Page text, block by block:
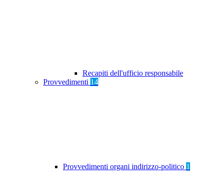
Recapiti dell'ufficio responsabile
Provvedimenti 14
Provvedimenti organi indirizzo-politico 1